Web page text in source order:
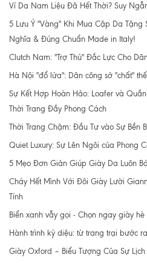
Ví Da Nam Liệu Đã Hết Thời? Suy
5 Lưu Ý "Vàng" Khi Mua Cặp Da Tặng
Nghĩa & Đúng Chuẩn Made in Italy!
Clutch Nam: "Trợ Thủ" Đắc Lực Cho
Hà Nội "đổ lửa": Dân công sở "chất"
Sự Kết Hợp Hoàn Hảo: Loafer và
Thời Trang Đầy Phong Cách
Thời Trang Chậm: Đầu Tư vào Sự Bền
Quiet Luxury: Sự Lên Ngôi của Phong
5 Mẹo Đơn Giản Giúp Giày Da Luôn
Cháy Hết Mình Với Đôi Giày Lười
Tính
Biển xanh vẫy gọi - Chọn ngay giày hè
Hành trình kỳ diệu: từ trang trại bước
Giày Oxford – Biểu Tượng Của Sự Lịch